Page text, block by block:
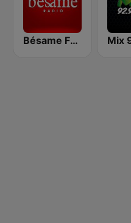
Bésame FM Bogotá